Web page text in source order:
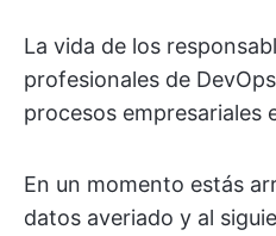
La vida de los
profesionales de
procesos empresariales
En un momento estás
datos averiado y al